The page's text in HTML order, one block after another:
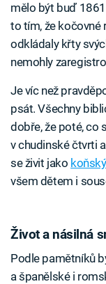
mělo být buď
to tím, že kočovné
odkládaly křty
nemohly
Je víc než
psát. Všechny
dobře, že poté, co
v chudinské čtvrti
se živit jako
všem dětem i
Život a násilná
Podle pamětníků
a španělské i